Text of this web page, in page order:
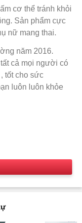
cơ thể tránh khỏi
Sản phẩm cực
nữ mang thai.
năm 2016.
cả mọi người có
tốt cho sức
luôn luôn khỏe